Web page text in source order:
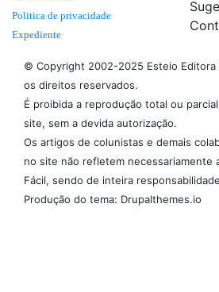
Politica de privacidade
Expediente
© Copyright 2002-2025 Esteio Editora
os direitos reservados.
É proibida a reprodução total ou
site, sem a devida autorização.
Os artigos de colunistas e demais
no site não refletem necessariamente
Fácil, sendo de inteira
Produção do tema: Drupalthemes.io